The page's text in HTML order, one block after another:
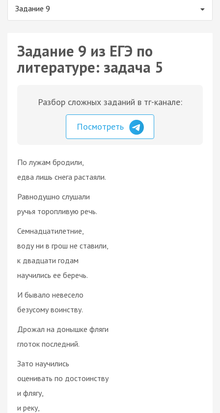
Задание 9
Задание 9 из ЕГЭ по
литературе: задача 5
Разбор сложных заданий в тг-канале:
Посмотреть
По лужам бродили,
едва лишь снега растаяли.
Равнодушно слушали
ручья торопливую речь.
Семнадцатилетние,
воду ни в грош не ставили,
к двадцати годам
научились ее беречь.
И бывало невесело
безусому воинству.
Дрожал на донышке фляги
глоток последний.
Зато научились
оценивать по достоинству
и флягу,
и реку,